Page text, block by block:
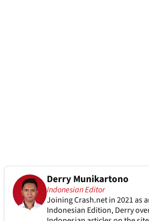
Derry Munikartono
Indonesian Editor
Joining Crash.net in 2021 as
Indonesian Edition, Derry